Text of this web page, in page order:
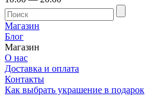
Магазин
Блог
Магазин
О нас
Доставка и оплата
Контакты
Как выбрать украшение в подарок